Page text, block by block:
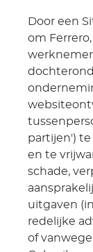
Door een
om
partijen')
en te
schade,
uitgaven
redelijke
of